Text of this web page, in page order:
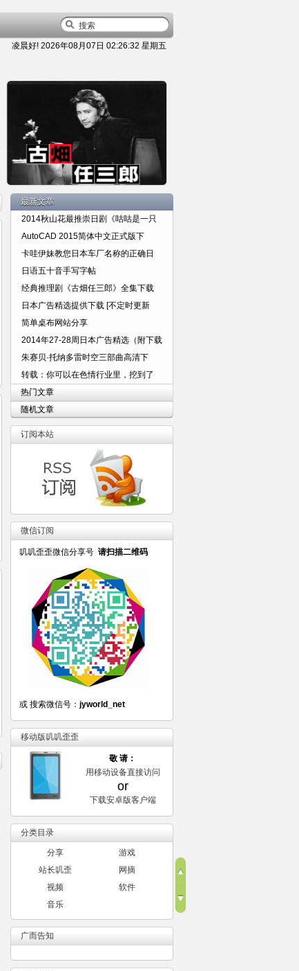
凌晨好! 2026年08月07日 02:26:33 星期五
详细内容
经典推理剧《古畑任三郎》全集下
最新文章
2014秋山花最推崇日剧《咕咕是一只
AutoCAD 2015简体中文正式版下
卡哇伊妹教您日本车厂名称的正确日
日语五十音手写字帖
经典推理剧《古畑任三郎》全集下载
日本广告精选提供下载 [不定时更新
简单桌布网站分享
2014年27-28周日本广告精选（附下载
朱赛贝·托纳多雷时空三部曲高清下
转载：你可以在色情行业里，挖到了
热门文章
随机文章
订阅本站
微信订阅
叽叽歪歪微信分享号 请扫描二维码
或 搜索微信号： jyworld_net
移动版叽叽歪歪
敬 请：
用移动设备直接访问
or
下载安卓版客户端
分类目录
分享
游戏
站长叽歪
网摘
视频
软件
音乐
广而告知